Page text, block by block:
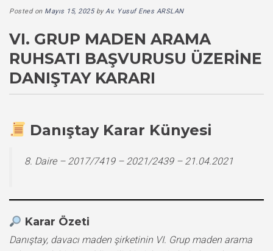
Posted on Mayıs 15, 2025byAv. Yusuf Enes ARSLAN
VI. GRUP MADEN ARAMA
RUHSATI BAŞVURUSU ÜZERINE
DANIŞTAY KARARI
Danıştay Karar Künyesi
8. Daire – 2017/7419 – 2021/2439 – 21.04.2021
Karar Özeti
Danıştay, davacı maden şirketinin VI. Grup maden arama